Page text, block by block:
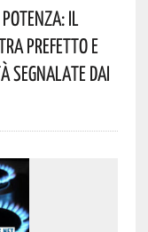
Il
Prefetto E
Segnalate Dai